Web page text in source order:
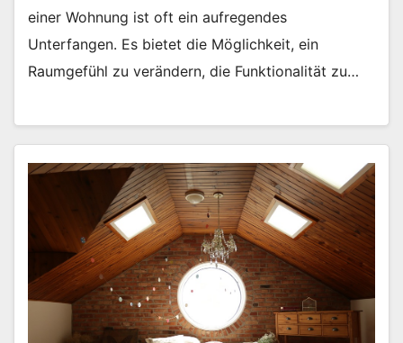
einer Wohnung ist oft ein aufregendes
Unterfangen. Es bietet die Möglichkeit, ein
Raumgefühl zu verändern, die Funktionalität zu…